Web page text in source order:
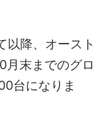
以降、オースト
月末までのグロ
台になりま